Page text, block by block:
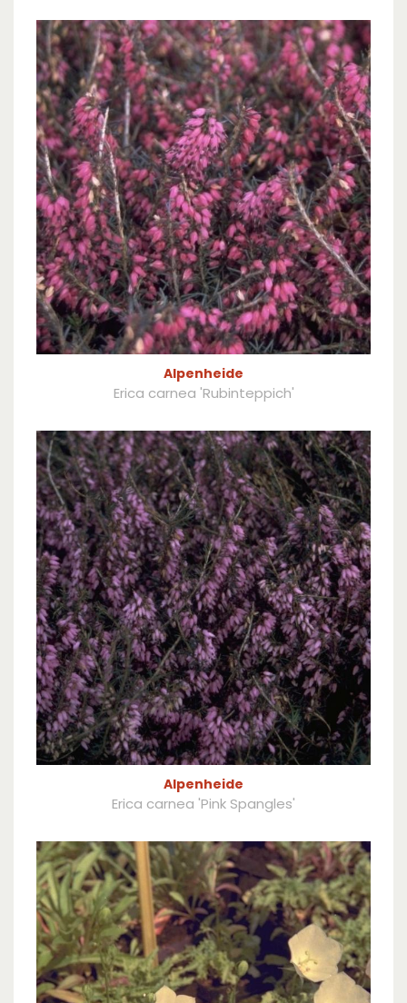
Alpenheide
Erica carnea 'Rubinteppich'
Alpenheide
Erica carnea 'Pink Spangles'